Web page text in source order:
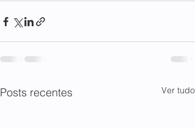
Posts recentes Ver tudo